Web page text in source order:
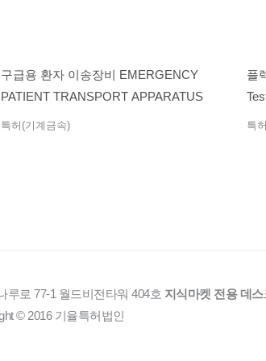
구급용 환자 이송장비 EMERGENCY
PATIENT TRANSPORT APPARATUS
특허(기계금속)
플
특
루로 77-1 월드비전타워 404호 지식마켓 전용 데스
© 2016 기율특허법인